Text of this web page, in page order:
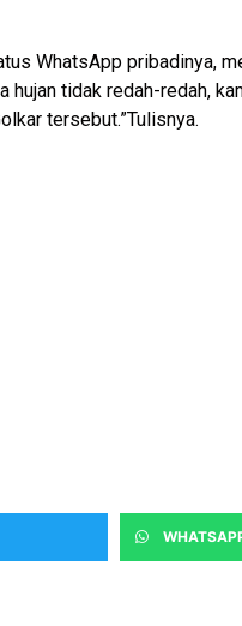
WhatsApp pribadinya,
tidak redah-redah,
tersebut.”Tulisnya.